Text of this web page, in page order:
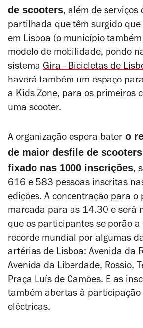
de scooters, além de serviços
partilhada que têm surgido que
em Lisboa (o município
modelo de mobilidade, pondo
sistema Gira - Bicicletas de
haverá também um espaço
a Kids Zone, para os primeiros
uma scooter.
A organização espera bater o
de maior desfile de
fixado nas 1000 inscrições,
616 e 583 pessoas inscritas
edições. A concentração para o
marcada para as 14.30 e será
que os participantes se porão a
recorde mundial por algumas
artérias de Lisboa: Avenida da
Avenida da Liberdade, Rossio,
Praça Luís de Camões. E as
também abertas à participação
eléctricas.